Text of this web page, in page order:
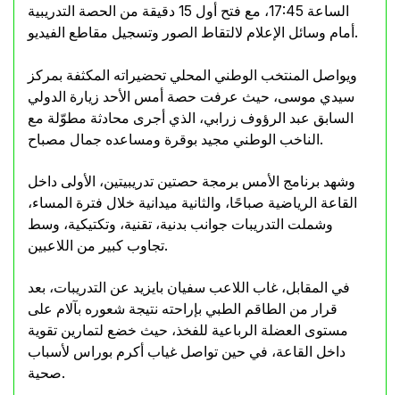
الساعة 17:45، مع فتح أول 15 دقيقة من الحصة التدريبية
أمام وسائل الإعلام لالتقاط الصور وتسجيل مقاطع الفيديو.
ويواصل المنتخب الوطني المحلي تحضيراته المكثفة بمركز
سيدي موسى، حيث عرفت حصة أمس الأحد زيارة الدولي
السابق عبد الرؤوف زرابي، الذي أجرى محادثة مطوّلة مع
الناخب الوطني مجيد بوقرة ومساعده جمال مصباح.
وشهد برنامج الأمس برمجة حصتين تدريبيتين، الأولى داخل
القاعة الرياضية صباحًا، والثانية ميدانية خلال فترة المساء،
وشملت التدريبات جوانب بدنية، تقنية، وتكتيكية، وسط
تجاوب كبير من اللاعبين.
في المقابل، غاب اللاعب سفيان بايزيد عن التدريبات، بعد
قرار من الطاقم الطبي بإراحته نتيجة شعوره بآلام على
مستوى العضلة الرباعية للفخذ، حيث خضع لتمارين تقوية
داخل القاعة، في حين تواصل غياب أكرم بوراس لأسباب
صحية.